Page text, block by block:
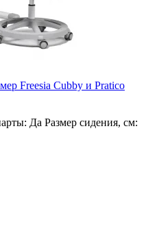
Freesia Cubby и Pratico
Да Размер сидения, см: